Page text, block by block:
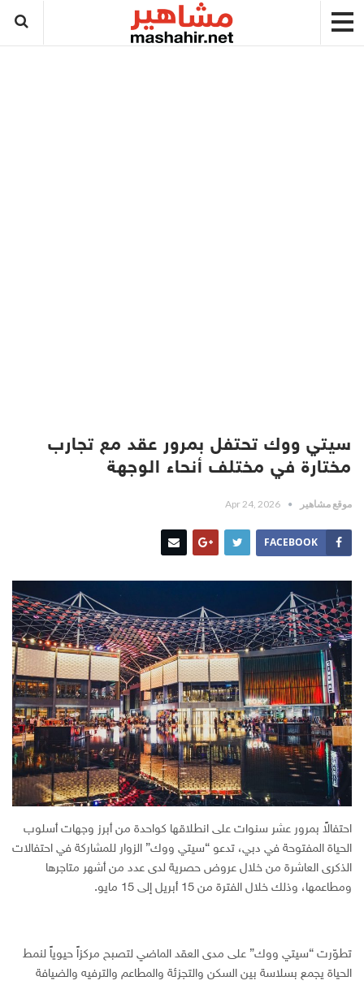
سيتي ووك تحتفل بمرور عقد مع تجارب
مختارة في مختلف أنحاء الوجهة
موقع مشاهير Apr 24, 2026
FACEBOOK
احتفالاً بمرور عشر سنوات على انطلاقها كواحدة من أبرز وجهات أسلوب
الحياة المفتوحة في دبي، تدعو “سيتي ووك” الزوار للمشاركة في احتفالات
الذكرى العاشرة من خلال عروض حصرية لدى عدد من أشهر متاجرها
ومطاعمها، وذلك خلال الفترة من 15 أبريل إلى 15 مايو.
تطوّرت “سيتي ووك” على مدى العقد الماضي لتصبح مركزاً حيوياً لنمط
الحياة يجمع بسلاسة بين السكن والتجزئة والمطاعم والترفيه والضيافة